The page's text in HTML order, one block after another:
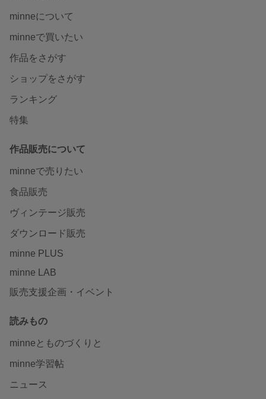
minneについて
minneで買いたい
作品をさがす
ショップをさがす
ランキング
特集
作品販売について
minneで売りたい
食品販売
ヴィンテージ販売
ダウンロード販売
minne PLUS
minne LAB
販売支援企画・イベント
読みもの
minneとものづくりと
minne学習帖
ニュース